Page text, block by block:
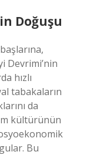
Doğuşu
Devrimi’nin
hızlı
tabakaların
da
kültürünün
Bu